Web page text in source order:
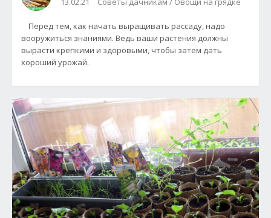
Перед тем, как начать выращивать рассаду, надо
вооружиться знаниями. Ведь ваши растения должны
вырасти крепкими и здоровыми, чтобы затем дать
хороший урожай.